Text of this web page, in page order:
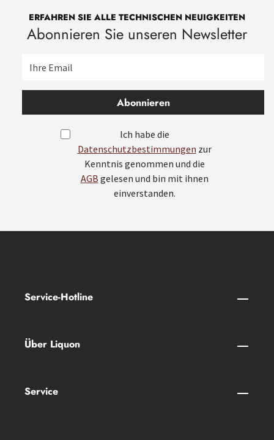
ERFAHREN SIE ALLE TECHNISCHEN NEUIGKEITEN
Abonnieren Sie unseren Newsletter
Abonnieren
Ich habe die
Datenschutzbestimmungen zur
Kenntnis genommen und die
AGB gelesen und bin mit ihnen
einverstanden.
Service-Hotline
Über Liquon
Service